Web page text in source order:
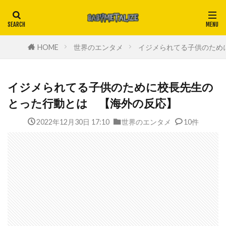
HOME 世界のエンタメ イジメられてる子供のた
イジメられてる子供のために校長先生の
とった行動とは 【海外の反応】
2022年12月30日 17:10 世界のエンタメ 10件